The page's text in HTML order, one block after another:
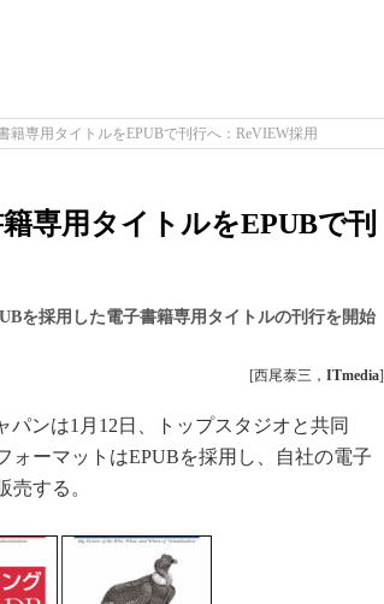
籍専用タイトルをEPUBで刊行へ：ReVIEW採用
専用タイトルをEPUBで刊
を採用した電子書籍専用タイトルの刊行を開始
[西尾泰三， ITmedia]
ンは1月12日、トップスタジオと共同
ォーマットはEPUBを採用し、自社の電子
売する。